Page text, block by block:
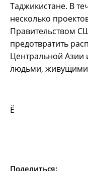
Таджикистане. В
несколько
Правительством
предотвратить
Центральной Азии
людьми,
Ё
Поделиться: